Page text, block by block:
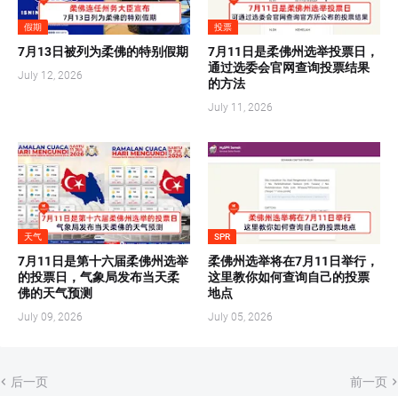
假期
7月13日被列为柔佛的特别假期
July 12, 2026
投票
7月11日是柔佛州选举投票日，
通过选委会官网查询投票结果
的方法
July 11, 2026
天气
7月11日是第十六届柔佛州选举
的投票日，气象局发布当天柔
佛的天气预测
July 09, 2026
SPR
柔佛州选举将在7月11日举行，
这里教你如何查询自己的投票
地点
July 05, 2026
后一页 前一页